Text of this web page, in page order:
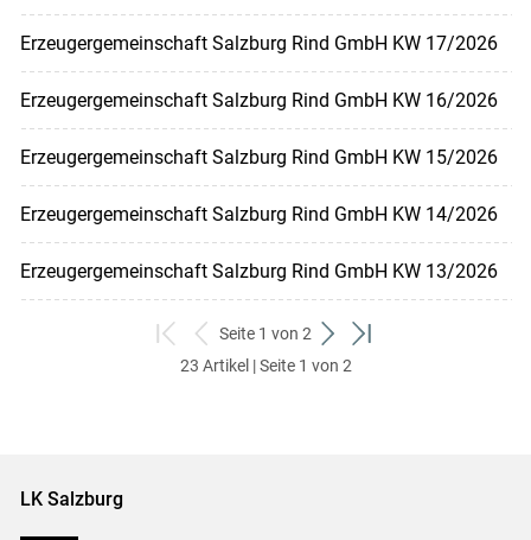
Erzeugergemeinschaft Salzburg Rind GmbH KW 17/2026
Erzeugergemeinschaft Salzburg Rind GmbH KW 16/2026
Erzeugergemeinschaft Salzburg Rind GmbH KW 15/2026
Erzeugergemeinschaft Salzburg Rind GmbH KW 14/2026
Erzeugergemeinschaft Salzburg Rind GmbH KW 13/2026
zum
ersten
zurück
zum
Seite 1 von 2
weiter
zum
zum
23 Artikel | Seite 1 von 2
LK Salzburg